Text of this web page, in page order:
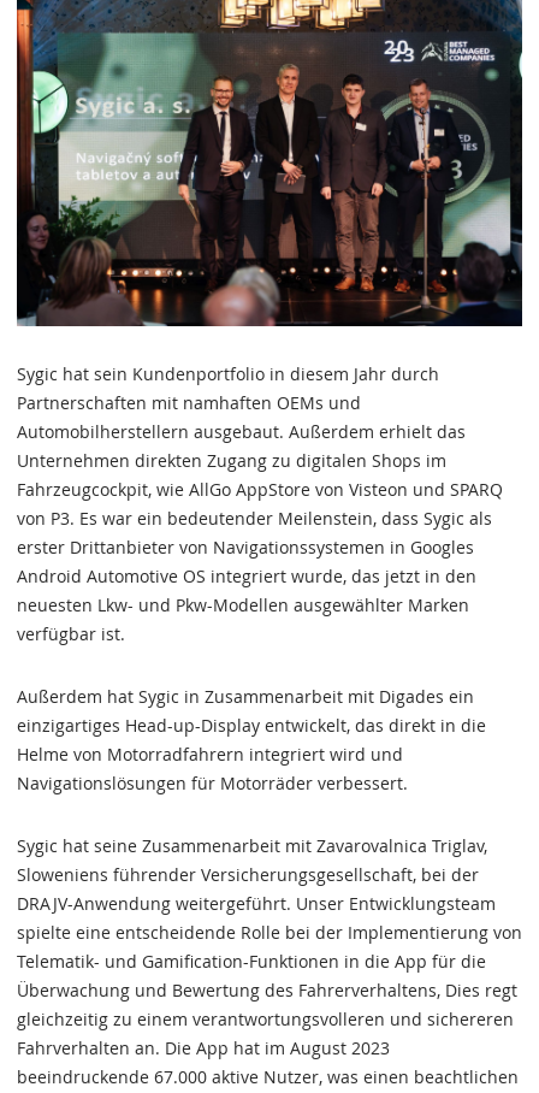
Sygic hat sein Kundenportfolio in diesem Jahr durch
Partnerschaften mit namhaften OEMs und
Automobilherstellern ausgebaut. Außerdem erhielt das
Unternehmen direkten Zugang zu digitalen Shops im
Fahrzeugcockpit, wie AllGo AppStore von Visteon und SPARQ
von P3. Es war ein bedeutender Meilenstein, dass Sygic als
erster Drittanbieter von Navigationssystemen in Googles
Android Automotive OS integriert wurde, das jetzt in den
neuesten Lkw- und Pkw-Modellen ausgewählter Marken
verfügbar ist.
Außerdem hat Sygic in Zusammenarbeit mit Digades ein
einzigartiges Head-up-Display entwickelt, das direkt in die
Helme von Motorradfahrern integriert wird und
Navigationslösungen für Motorräder verbessert.
Sygic hat seine Zusammenarbeit mit Zavarovalnica Triglav,
Sloweniens führender Versicherungsgesellschaft, bei der
DRAJV-Anwendung weitergeführt. Unser Entwicklungsteam
spielte eine entscheidende Rolle bei der Implementierung von
Telematik- und Gamification-Funktionen in die App für die
Überwachung und Bewertung des Fahrerverhaltens, Dies regt
gleichzeitig zu einem verantwortungsvolleren und sichereren
Fahrverhalten an. Die App hat im August 2023
beeindruckende 67.000 aktive Nutzer, was einen beachtlichen